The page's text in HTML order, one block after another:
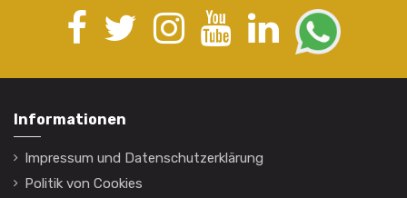
Informationen
Impressum und Datenschutzerklärung
Politik von Cookies